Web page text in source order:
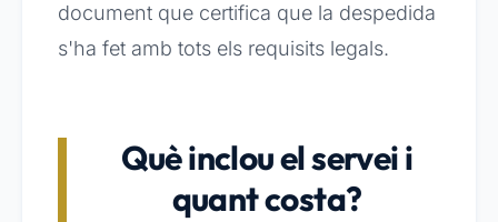
document que certifica que la despedida
s'ha fet amb tots els requisits legals.
Què inclou el servei i
quant costa?